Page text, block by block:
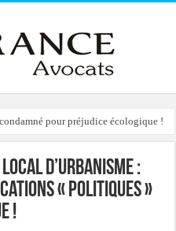
pour préjudice écologique !
: le préfet condamné à délivrer
d’Urbanisme :
« politiques »
!